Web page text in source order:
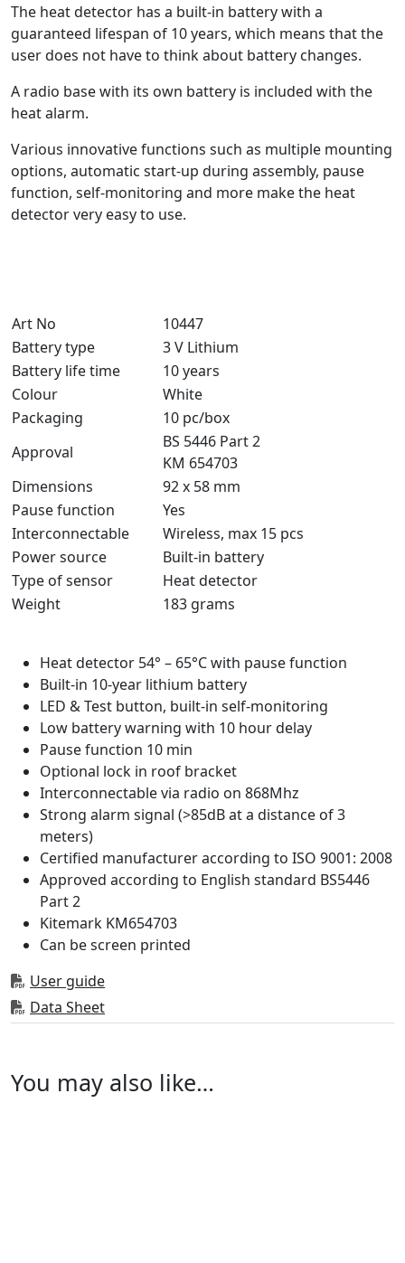
The heat detector has a built-in battery with a
guaranteed lifespan of 10 years, which means that the
user does not have to think about battery changes.
A radio base with its own battery is included with the
heat alarm.
Various innovative functions such as multiple mounting
options, automatic start-up during assembly, pause
function, self-monitoring and more make the heat
detector very easy to use.
Art No
10447
Battery type
3 V Lithium
Battery life time
10 years
Colour
White
Packaging
10 pc/box
Approval
BS 5446 Part 2
KM 654703
Dimensions
92 x 58 mm
Pause function
Yes
Interconnectable
Wireless, max 15 pcs
Power source
Built-in battery
Type of sensor
Heat detector
Weight
183 grams
Heat detector 54° – 65°C with pause function
Built-in 10-year lithium battery
LED & Test button, built-in self-monitoring
Low battery warning with 10 hour delay
Pause function 10 min
Optional lock in roof bracket
Interconnectable via radio on 868Mhz
Strong alarm signal (>85dB at a distance of 3
meters)
Certified manufacturer according to ISO 9001: 2008
Approved according to English standard BS5446
Part 2
Kitemark KM654703
Can be screen printed
User guide
Data Sheet
You may also like…